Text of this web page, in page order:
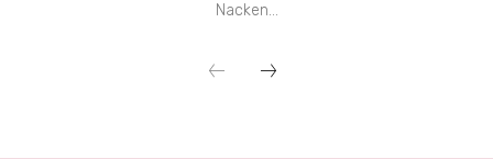
Nacken...